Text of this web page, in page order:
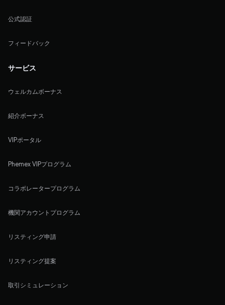
公式認証
フィードバック
サービス
ウェルカムボーナス
紹介ボーナス
VIPポータル
Phemex VIPプログラム
コラボレータープログラム
機関アカウントプログラム
リスティング申請
リスティング提案
取引シミュレーション